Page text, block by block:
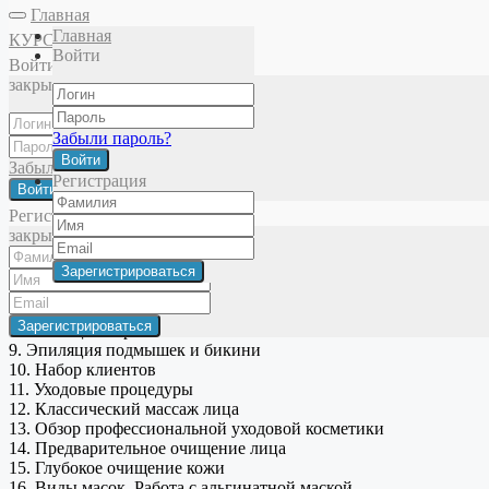
Главная
КУРСЫ
Войти
закрыть
Забыли пароль?
Войти
Регистрация
закрыть
Главная
Войти
Забыли пароль?
Войти
Регистрация
Главная
Уроки курса:
1. Юридические основы деятельности косметолога
2. Рабочее место и форма. Самое необходимое
3. Коррекция и окраска бровей
4. Коррекция и окраска бровей и ресниц. Практика
5. Ваш прайс. Формирование цены на услуги
6. Процедуры и навыки, которые окупаются
7. Виды эпиляции
8. Эпиляция. Практика
9. Эпиляция подмышек и бикини
10. Набор клиентов
11. Уходовые процедуры
12. Классический массаж лица
13. Обзор профессиональной уходовой косметики
14. Предварительное очищение лица
15. Глубокое очищение кожи